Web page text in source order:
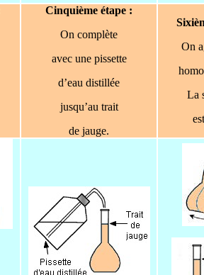
Cinquième étape :
On complète
avec une pissette
d’eau distillée
jusqu’au trait
de jauge.
On
La